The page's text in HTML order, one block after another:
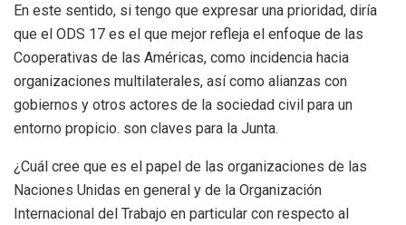
En este sentido, si tengo que expresar una prioridad, diría
que el ODS 17 es el que mejor refleja el enfoque de las
Cooperativas de las Américas, como incidencia hacia
organizaciones multilaterales, así como alianzas con
gobiernos y otros actores de la sociedad civil para un
entorno propicio. son claves para la Junta.
¿Cuál cree que es el papel de las organizaciones de las
Naciones Unidas en general y de la Organización
Internacional del Trabajo en particular con respecto al